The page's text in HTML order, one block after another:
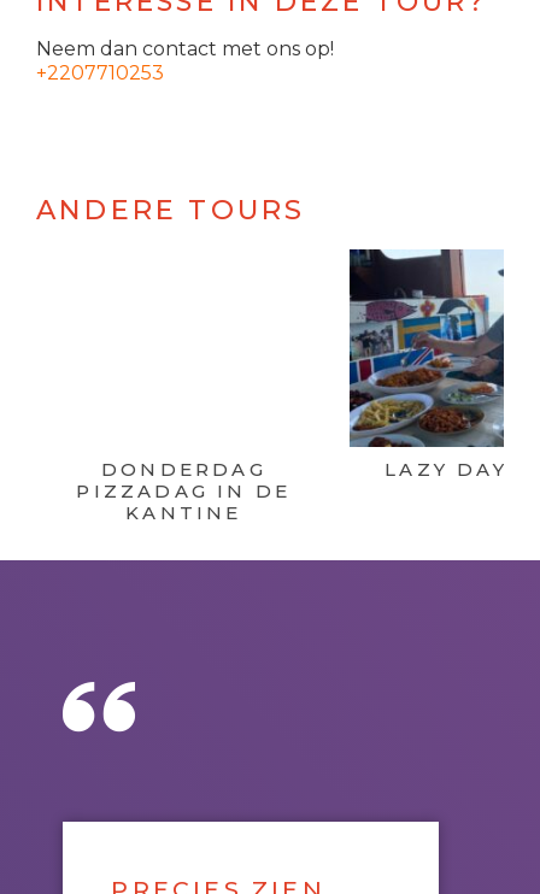
Neem dan contact met ons op!
+2207710253
ANDERE TOURS
DONDERDAG
PIZZADAG IN DE
KANTINE
LAZY DAY